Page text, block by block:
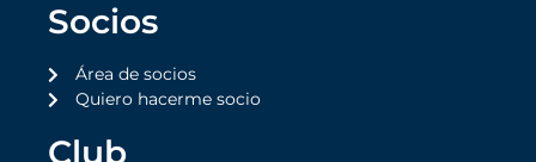
Socios
Área de socios
Quiero hacerme socio
Club